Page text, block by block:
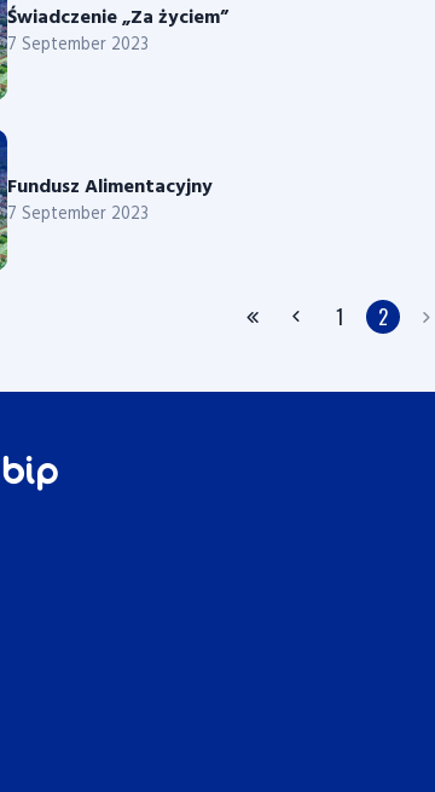
Świadczenie „Za życiem”
7 September 2023
Fundusz Alimentacyjny
7 September 2023
1 2